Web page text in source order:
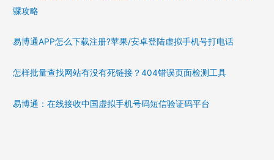
骤攻略
易博通APP怎么下载注册?苹果/安卓登陆虚拟手机号打电话
怎样批量查找网站有没有死链接？404错误页面检测工具
易博通：在线接收中国虚拟手机号码短信验证码平台